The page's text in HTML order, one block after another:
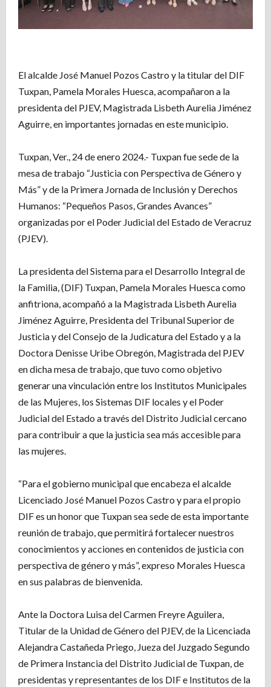
El alcalde José Manuel Pozos Castro y la titular del DIF
Tuxpan, Pamela Morales Huesca, acompañaron a la
presidenta del PJEV, Magistrada Lisbeth Aurelia Jiménez
Aguirre, en importantes jornadas en este municipio.
Tuxpan, Ver., 24 de enero 2024.- Tuxpan fue sede de la
mesa de trabajo “Justicia con Perspectiva de Género y
Más” y de la Primera Jornada de Inclusión y Derechos
Humanos: “Pequeños Pasos, Grandes Avances”
organizadas por el Poder Judicial del Estado de Veracruz
(PJEV).
La presidenta del Sistema para el Desarrollo Integral de
la Familia, (DIF) Tuxpan, Pamela Morales Huesca como
anfitriona, acompañó a la Magistrada Lisbeth Aurelia
Jiménez Aguirre, Presidenta del Tribunal Superior de
Justicia y del Consejo de la Judicatura del Estado y a la
Doctora Denisse Uribe Obregón, Magistrada del PJEV
en dicha mesa de trabajo, que tuvo como objetivo
generar una vinculación entre los Institutos Municipales
de las Mujeres, los Sistemas DIF locales y el Poder
Judicial del Estado a través del Distrito Judicial cercano
para contribuir a que la justicia sea más accesible para
las mujeres.
“Para el gobierno municipal que encabeza el alcalde
Licenciado José Manuel Pozos Castro y para el propio
DIF es un honor que Tuxpan sea sede de esta importante
reunión de trabajo, que permitirá fortalecer nuestros
conocimientos y acciones en contenidos de justicia con
perspectiva de género y más”, expreso Morales Huesca
en sus palabras de bienvenida.
Ante la Doctora Luisa del Carmen Freyre Aguilera,
Titular de la Unidad de Género del PJEV, de la Licenciada
Alejandra Castañeda Priego, Jueza del Juzgado Segundo
de Primera Instancia del Distrito Judicial de Tuxpan, de
presidentas y representantes de los DIF e Institutos de la